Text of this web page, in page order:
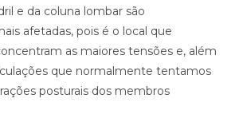
e da coluna lombar são
afetadas, pois é o local que
as maiores tensões e, além
que normalmente tentamos
posturais dos membros